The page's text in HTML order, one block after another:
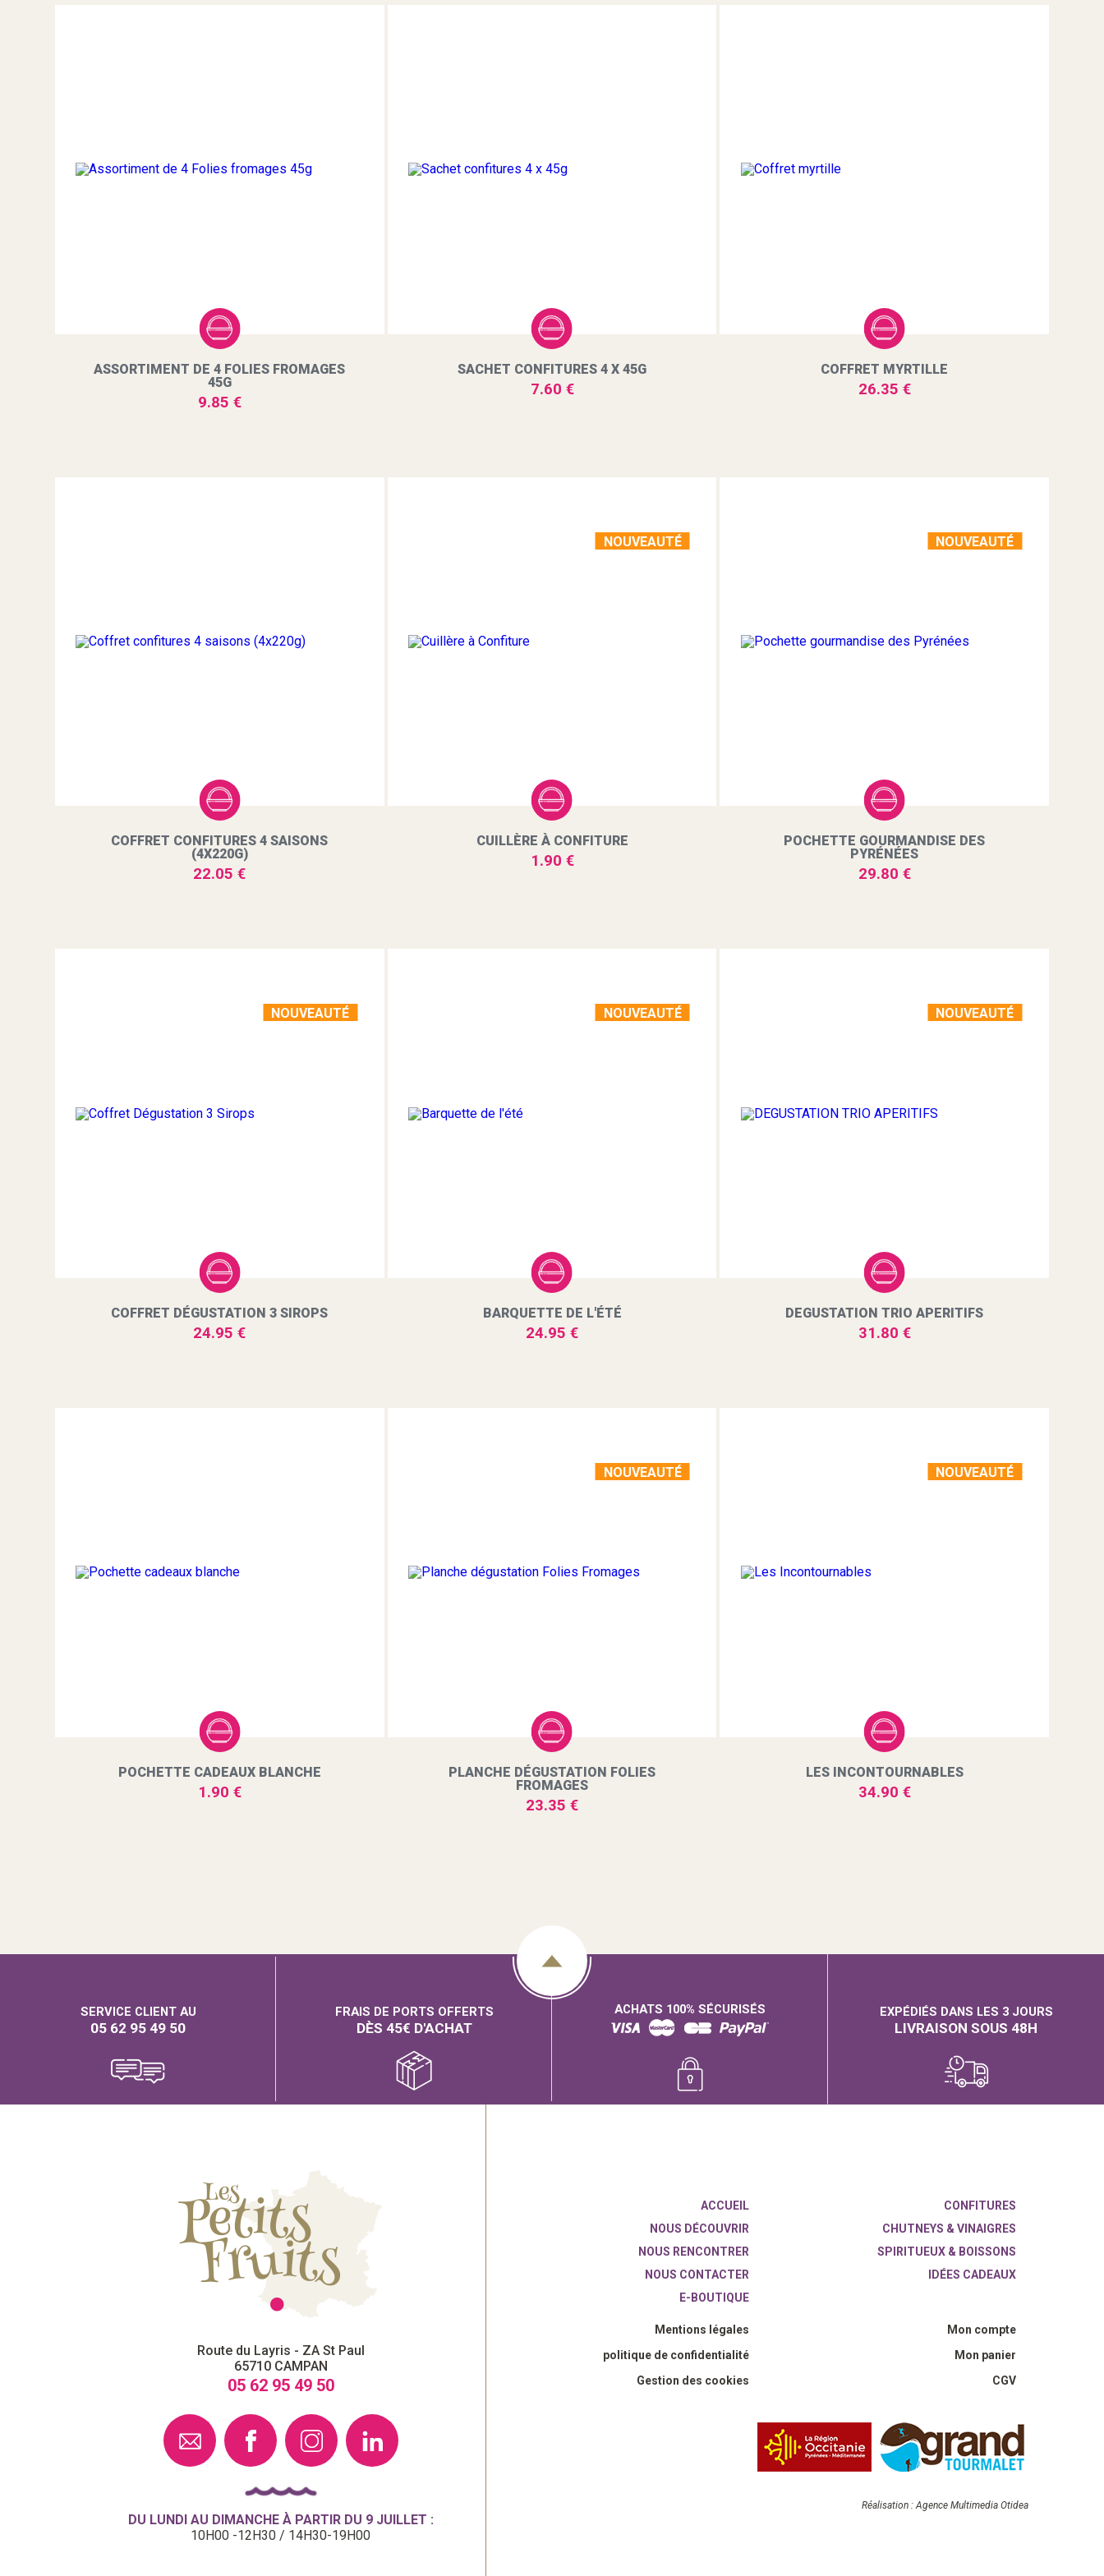
ASSORTIMENT DE 4 FOLIES FROMAGES
45G
9.85 €
SACHET CONFITURES 4 X 45G
7.60 €
COFFRET MYRTILLE
26.35 €
COFFRET CONFITURES 4 SAISONS
(4X220G)
22.05 €
NOUVEAUTÉ
CUILLÈRE À CONFITURE
1.90 €
NOUVEAUTÉ
POCHETTE GOURMANDISE DES
PYRÉNÉES
29.80 €
NOUVEAUTÉ
COFFRET DÉGUSTATION 3 SIROPS
24.95 €
NOUVEAUTÉ
BARQUETTE DE L'ÉTÉ
24.95 €
NOUVEAUTÉ
DEGUSTATION TRIO APERITIFS
31.80 €
POCHETTE CADEAUX BLANCHE
1.90 €
NOUVEAUTÉ
PLANCHE DÉGUSTATION FOLIES
FROMAGES
23.35 €
NOUVEAUTÉ
LES INCONTOURNABLES
34.90 €
SERVICE CLIENT AU
05 62 95 49 50
FRAIS DE PORTS OFFERTS
DÈS 45€ D'ACHAT
ACHATS 100% SÉCURISÉS EXPÉDIÉS DANS LES 3 JOURS
LIVRAISON SOUS 48H
Route du Layris - ZA St Paul
65710 CAMPAN
05 62 95 49 50
DU LUNDI AU DIMANCHE À PARTIR DU 9 JUILLET :
10H00 -12H30 / 14H30-19H00
ACCUEIL
NOUS DÉCOUVRIR
NOUS RENCONTRER
NOUS CONTACTER
E-BOUTIQUE
CONFITURES
CHUTNEYS & VINAIGRES
SPIRITUEUX & BOISSONS
IDÉES CADEAUX
Mentions légales
politique de confidentialité
Gestion des cookies
Mon compte
Mon panier
CGV
Réalisation : Agence Multimedia Otidea